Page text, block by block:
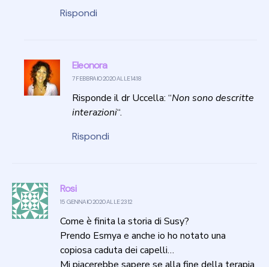
Rispondi
Eleonora
7 FEBBRAIO 2020 ALLE 14:18
Risponde il dr Uccella: “Non sono descritte
interazioni“.
Rispondi
Rosi
15 GENNAIO 2020 ALLE 23:12
Come è finita la storia di Susy?
Prendo Esmya e anche io ho notato una
copiosa caduta dei capelli…